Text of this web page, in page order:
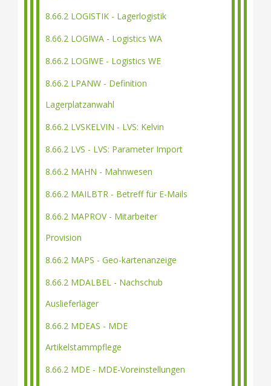
8.66.2 LOGISTIK - Lagerlogistik
8.66.2 LOGIWA - Logistics WA
8.66.2 LOGIWE - Logistics WE
8.66.2 LPANW - Definition
Lagerplatzanwahl
8.66.2 LVSKELVIN - LVS: Kelvin
8.66.2 LVS - LVS: Parameter Import
8.66.2 MAHN - Mahnwesen
8.66.2 MAILBTR - Betreff für E-Mails
8.66.2 MAPROV - Mitarbeiter
Provision
8.66.2 MAPS - Geo-kartenanzeige
8.66.2 MDALBEL - Nachschub
Auslieferläger
8.66.2 MDEAS - MDE
Artikelstammpflege
8.66.2 MDE - MDE-Voreinstellungen